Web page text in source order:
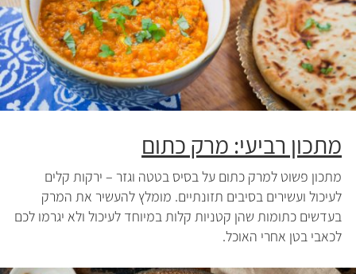
מתכון רביעי: מרק כתום
מתכון פשוט למרק כתום על בסיס בטטה וגזר – ירקות קלים
לעיכול ועשירים בסיבים תזונתיים. מומלץ להעשיר את המרק
בעדשים כתומות שהן קטניות קלות במיוחד לעיכול ולא יגרמו לכם
לכאבי בטן אחרי האוכל.